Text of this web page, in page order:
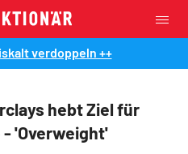
verdoppeln ++
hebt Ziel für
- 'Overweight'